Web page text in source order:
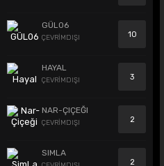
GÜL06
ÇEVRİMDIŞI 10
HAYAL
ÇEVRİMDIŞI 3
NAR-ÇIÇEĞI
ÇEVRİMDIŞI 2
SIMLA
2